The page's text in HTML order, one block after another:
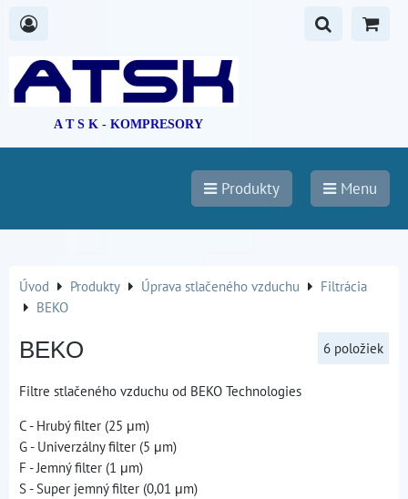
A T S K - KOMPRESORY
Produkty Menu
Úvod Produkty Úprava stlačeného vzduchu
Filtrácia
BEKO
BEKO 6 položiek
Filtre stlačeného vzduchu od BEKO Technologies
C - Hrubý filter (25 μm)
G - Univerzálny filter (5 μm)
F - Jemný filter (1 μm)
S - Super jemný filter (0,01 μm)